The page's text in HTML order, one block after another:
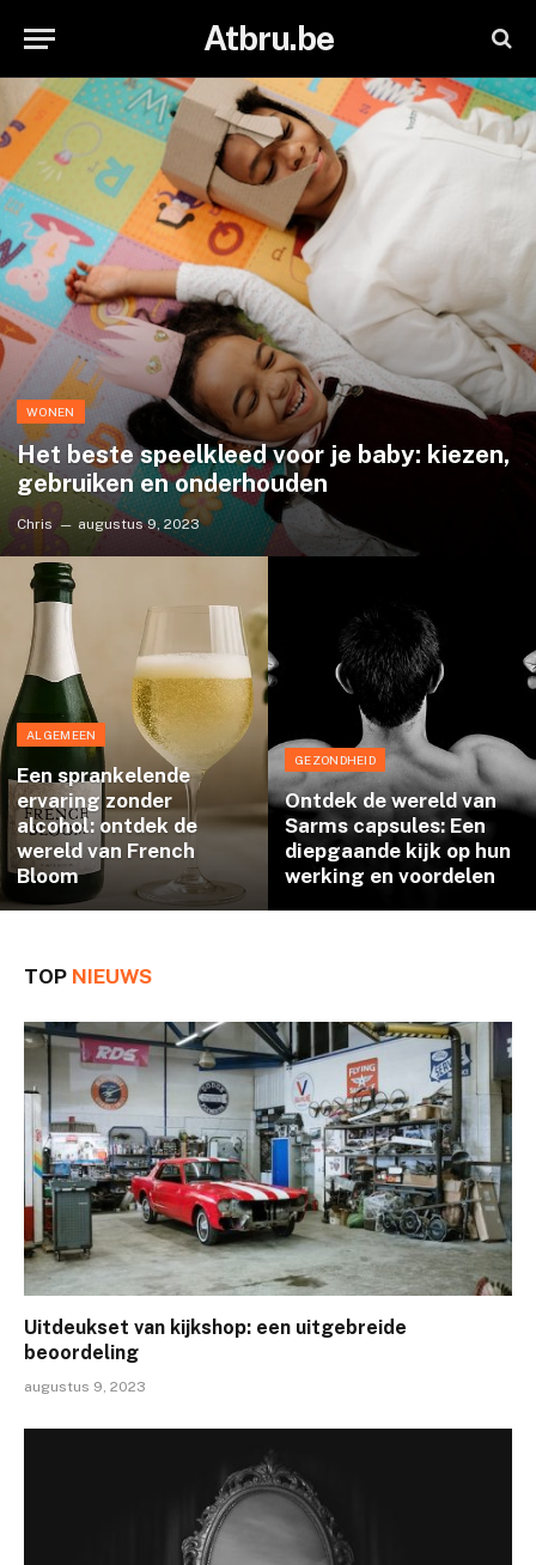
Atbru.be
WONEN
Het beste speelkleed voor je baby: kiezen,
gebruiken en onderhouden
Chris augustus 9, 2023
ALGEMEEN
Een sprankelende
ervaring zonder
alcohol: ontdek de
wereld van French
Bloom
GEZONDHEID
Ontdek de wereld van
Sarms capsules: Een
diepgaande kijk op hun
werking en voordelen
TOP NIEUWS
Uitdeukset van kijkshop: een uitgebreide
beoordeling
augustus 9, 2023